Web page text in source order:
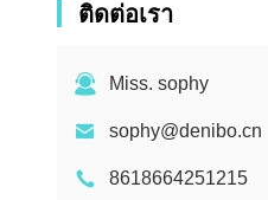
ติดต่อเรา
Miss. sophy
sophy@denibo.cn
8618664251215